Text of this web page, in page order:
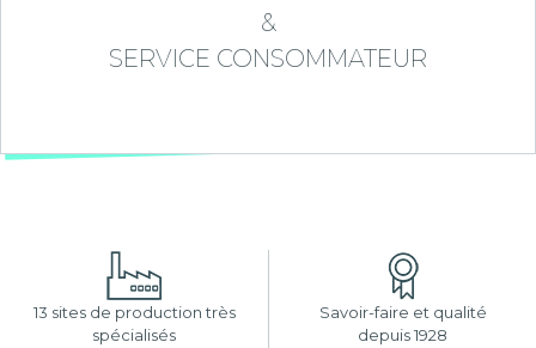
&
SERVICE CONSOMMATEUR
13 sites de production très
spécialisés
Savoir-faire et qualité
depuis 1928